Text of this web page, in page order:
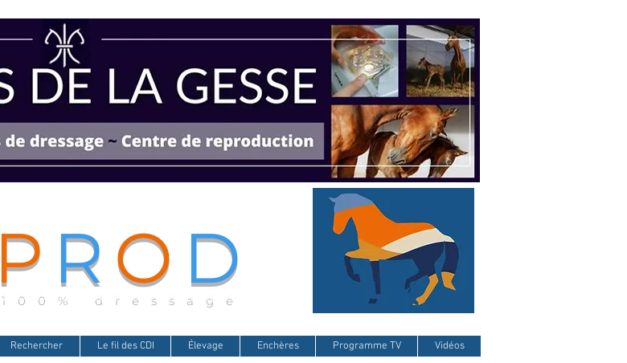
P RO D
100% dressage
Rechercher Le fil des CDI Élevage Enchères Programme TV Vidéos